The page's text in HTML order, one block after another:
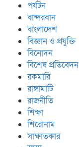
পর্যটন
বান্দরবান
বাংলাদেশ
বিজ্ঞান ও প্রযুক্তি
বিনোদন
বিশেষ প্রতিবেদন
রকমারি
রাঙ্গামাটি
রাজনীতি
শিক্ষা
শিরোনাম
সাক্ষাতকার